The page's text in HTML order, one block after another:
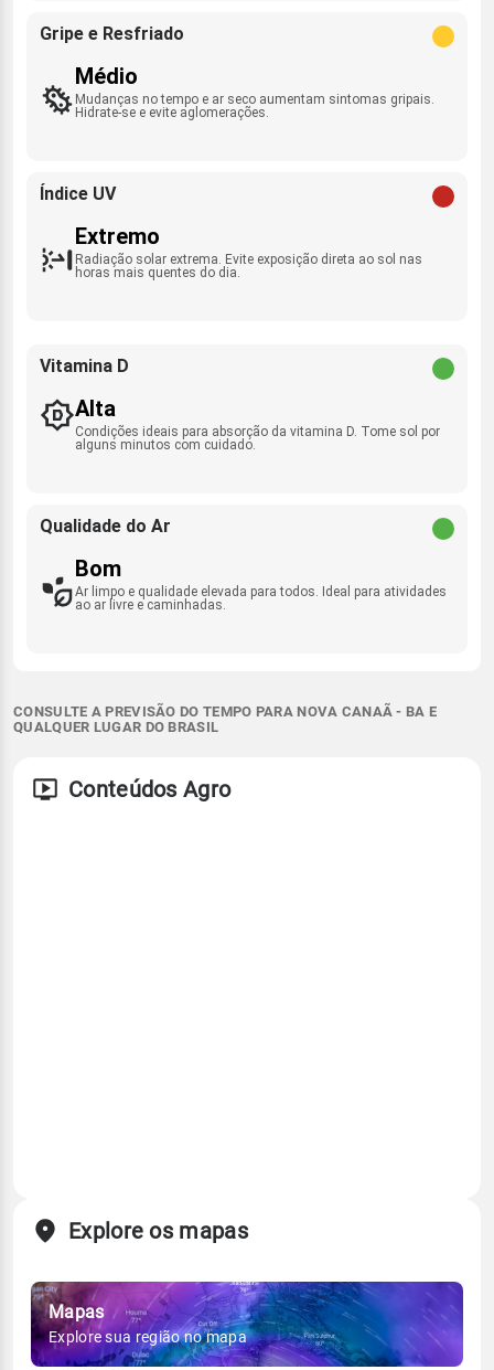
Gripe e Resfriado
Médio
Mudanças no tempo e ar seco aumentam sintomas gripais.
Hidrate-se e evite aglomerações.
Índice UV
Extremo
Radiação solar extrema. Evite exposição direta ao sol nas
horas mais quentes do dia.
Vitamina D
Alta
Condições ideais para absorção da vitamina D. Tome sol por
alguns minutos com cuidado.
Qualidade do Ar
Bom
Ar limpo e qualidade elevada para todos. Ideal para atividades
ao ar livre e caminhadas.
CONSULTE A PREVISÃO DO TEMPO PARA NOVA CANAÃ - BA E
QUALQUER LUGAR DO BRASIL
Conteúdos Agro
Explore os mapas
Mapas
Explore sua região no mapa